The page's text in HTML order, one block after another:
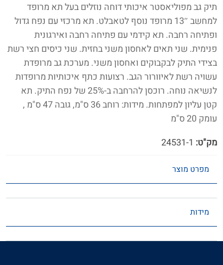
תיק גב מפוליאסטר איכותי דוחה נוזלים בעל תא מרופד
למחשב 13″ מרופד נוסף לטאבלט. תא מרכזי עם נפח גדול
ופתיחה רחבה. תא קידמי עם פתיחה רחבה ואירגונית
פנימית. שני תאים לאחסון משני בחזית. שני כיסים חצי רשת
בצידי התיק לבקבוקים ואחסון משני. מערכת גב מרופדת
עשויה רשת לאיוורור הגב. רצועות כתף איכותיות מרופדות
לנשיאה נוחה. רוכסן להרחבה ב-25% של נפח התיק. תא
קטן עליון למפתחות. מידות: רוחב 36 ס"מ, גובה 47 ס"מ ,
עומק 20 ס"מ
מק"ט:
מפרט מוצר
מידות